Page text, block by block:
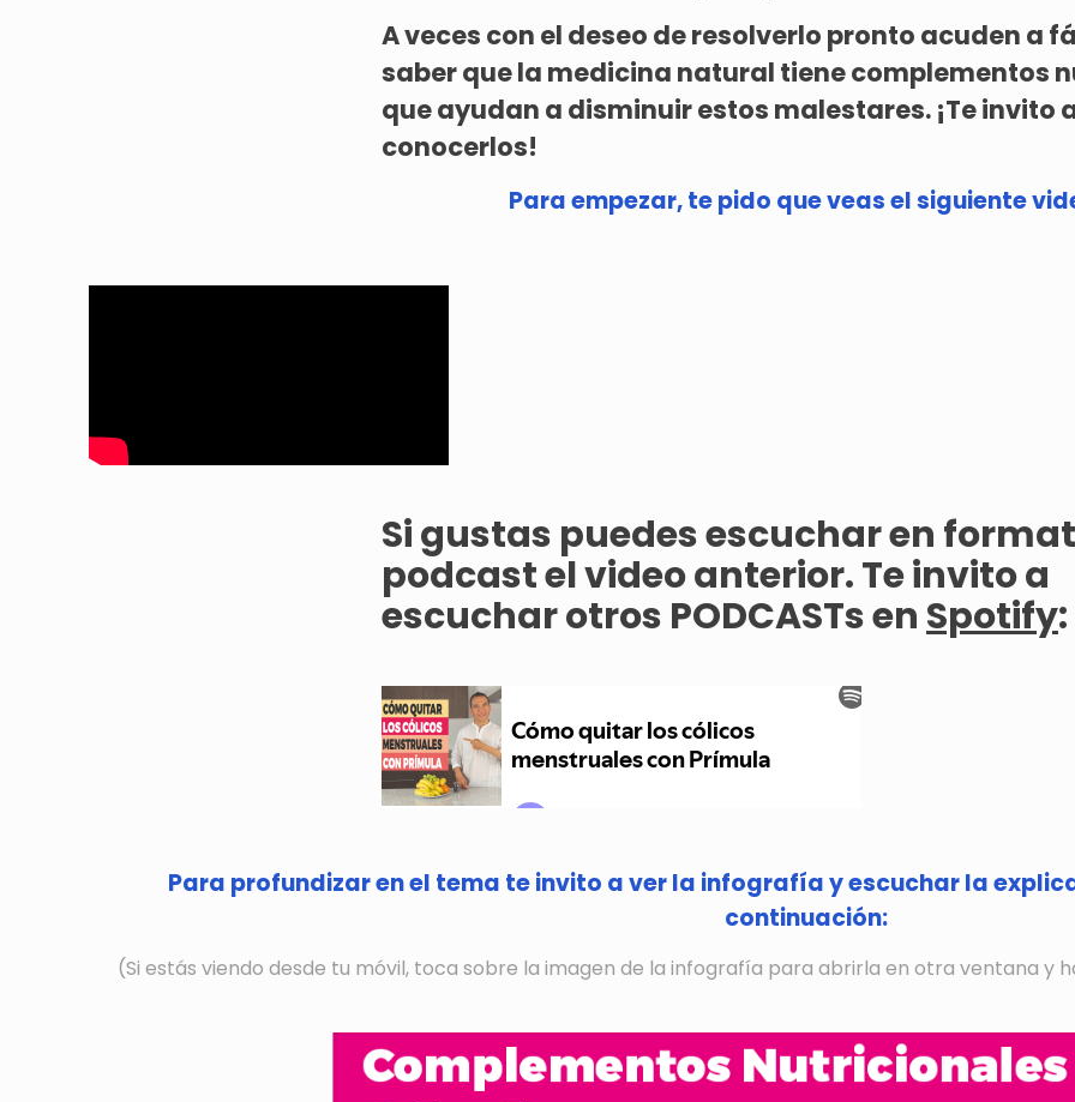
A veces con el deseo de resolverlo pronto acuden a
saber que la medicina natural tiene complementos
que ayudan a disminuir estos malestares. ¡Te invito
conocerlos!
Para empezar, te pido que veas el siguiente
Si gustas puedes escuchar en
podcast el video anterior. Te invito a
escuchar otros PODCASTs enSpotify:
Para profundizar en el tema te invito a ver la infografía y escuchar la
continuación:
(Si estás viendo desde tu móvil, toca sobre la imagen de la infografía para abrirla en otra ventana y